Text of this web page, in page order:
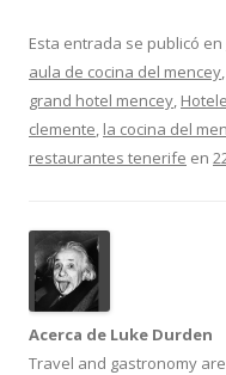
Esta entrada se publicó en
aula de cocina del mencey,
grand hotel mencey,
clemente, la cocina del
restaurantes tenerife en
Acerca de Luke Durden
Travel and gastronomy